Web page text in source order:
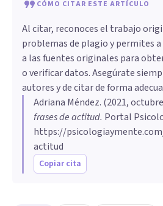
CÓMO CITAR ESTE ARTÍCULO
Al citar, reconoces el trabajo
problemas de plagio y permites
a las fuentes originales para
o verificar datos. Asegúrate
autores y de citar de forma
Adriana Méndez. (2021,
frases de actitud. Portal
https://
actitud
Copiar cita